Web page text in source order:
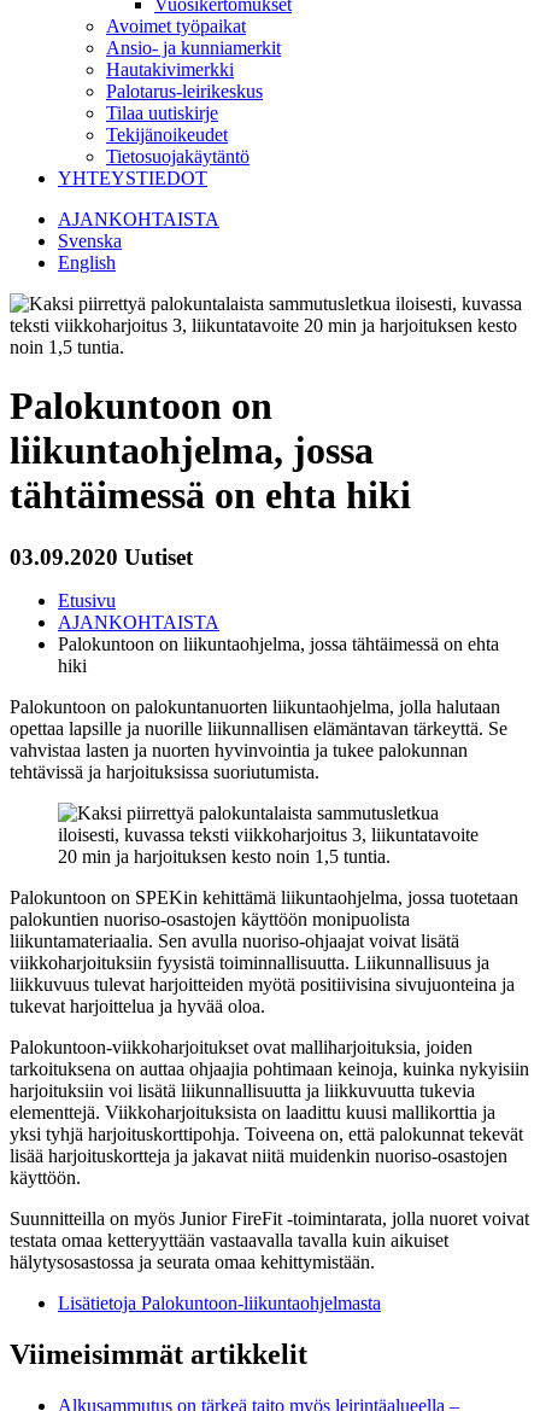
Vuosikertomukset
Avoimet työpaikat
Ansio- ja kunniamerkit
Hautakivimerkki
Palotarus-leirikeskus
Tilaa uutiskirje
Tekijänoikeudet
Tietosuojakäytäntö
YHTEYSTIEDOT
AJANKOHTAISTA
Svenska
English
Palokuntoon on
liikuntaohjelma, jossa
tähtäimessä on ehta hiki
03.09.2020 Uutiset
Etusivu
AJANKOHTAISTA
Palokuntoon on liikuntaohjelma, jossa tähtäimessä on ehta
hiki
Palokuntoon on palokuntanuorten liikuntaohjelma, jolla halutaan
opettaa lapsille ja nuorille liikunnallisen elämäntavan tärkeyttä. Se
vahvistaa lasten ja nuorten hyvinvointia ja tukee palokunnan
tehtävissä ja harjoituksissa suoriutumista.
Palokuntoon on SPEKin kehittämä liikuntaohjelma, jossa tuotetaan
palokuntien nuoriso-osastojen käyttöön monipuolista
liikuntamateriaalia. Sen avulla nuoriso-ohjaajat voivat lisätä
viikkoharjoituksiin fyysistä toiminnallisuutta. Liikunnallisuus ja
liikkuvuus tulevat harjoitteiden myötä positiivisina sivujuonteina ja
tukevat harjoittelua ja hyvää oloa.
Palokuntoon-viikkoharjoitukset ovat malliharjoituksia, joiden
tarkoituksena on auttaa ohjaajia pohtimaan keinoja, kuinka nykyisiin
harjoituksiin voi lisätä liikunnallisuutta ja liikkuvuutta tukevia
elementtejä. Viikkoharjoituksista on laadittu kuusi mallikorttia ja
yksi tyhjä harjoituskorttipohja. Toiveena on, että palokunnat tekevät
lisää harjoituskortteja ja jakavat niitä muidenkin nuoriso-osastojen
käyttöön.
Suunnitteilla on myös Junior FireFit -toimintarata, jolla nuoret voivat
testata omaa ketteryyttään vastaavalla tavalla kuin aikuiset
hälytysosastossa ja seurata omaa kehittymistään.
Lisätietoja Palokuntoon-liikuntaohjelmasta
Viimeisimmät artikkelit
Alkusammutus on tärkeä taito myös leirintäalueella –